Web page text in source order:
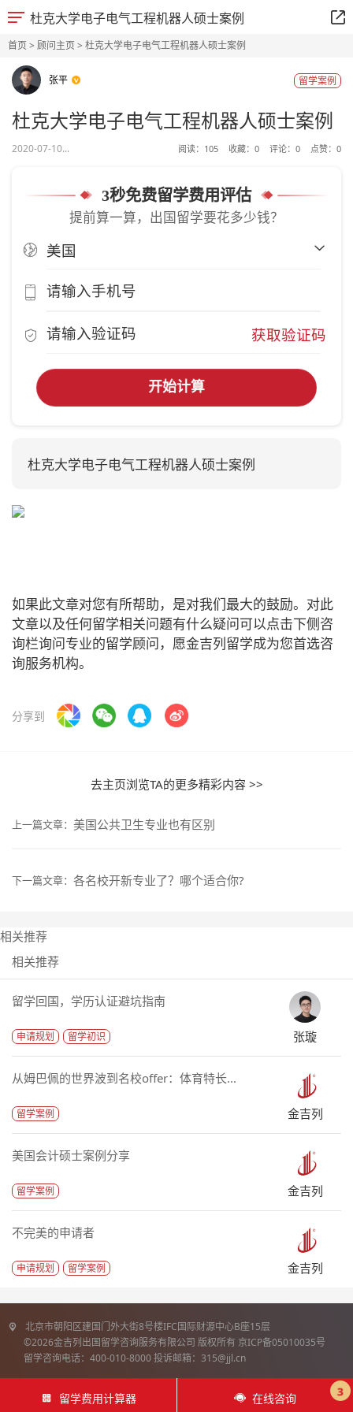
杜克大学电子电气工程机器人硕士案例
首页> 顾问主页> 杜克大学电子电气工程机器人硕士案例
张平 留学案例
杜克大学电子电气工程机器人硕士案例
2020-07-10... 阅读： 105 收藏： 0 评论： 0 点赞： 0
3秒免费留学费用评估
提前算一算，出国留学要花多少钱？
获取验证码
开始计算
杜克大学电子电气工程机器人硕士案例
如果此文章对您有所帮助，是对我们最大的鼓励。对此
文章以及任何留学相关问题有什么疑问可以点击下侧咨
询栏询问专业的留学顾问，愿金吉列留学成为您首选咨
询服务机构。
分享到
去主页浏览TA的更多精彩内容 >>
上一篇文章： 美国公共卫生专业也有区别
下一篇文章： 各名校开新专业了？哪个适合你?
相关推荐
相关推荐
留学回国，学历认证避坑指南
申请规划 留学初识 张璇
从姆巴佩的世界波到名校offer：体育特长...
留学案例 金吉列
美国会计硕士案例分享
留学案例 金吉列
不完美的申请者
申请规划 留学案例 金吉列
北京市朝阳区建国门外大街8号楼IFC国际财源中心B座15层
©2026金吉列出国留学咨询服务有限公司 版权所有 京ICP备05010035号
留学咨询电话：400-010-8000 投诉邮箱：315@jjl.cn
留学费用计算器 在线咨询 3